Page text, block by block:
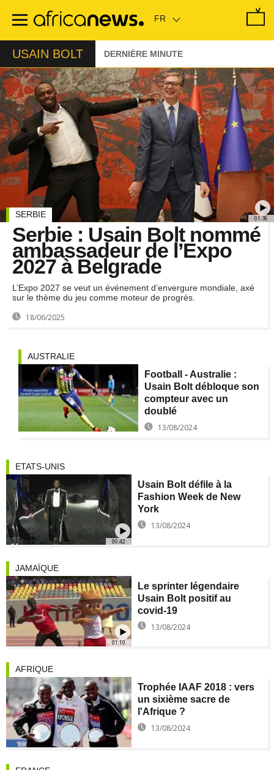
contenu
USAIN BOLT DERNIÈRE MINUTE
01:36
SERBIE
Serbie : Usain Bolt nommé
ambassadeur de l’Expo
2027 à Belgrade
L’Expo 2027 se veut un événement d’envergure mondiale, axé
sur le thème du jeu comme moteur de progrès.
18/06/2025
AUSTRALIE
Football - Australie :
Usain Bolt débloque son
compteur avec un
doublé
13/08/2024
00:42
ETATS-UNIS
Usain Bolt défile à la
Fashion Week de New
York
13/08/2024
01:10
JAMAÏQUE
Le sprinter légendaire
Usain Bolt positif au
covid-19
13/08/2024
AFRIQUE
Trophée IAAF 2018 : vers
un sixième sacre de
l'Afrique ?
13/08/2024